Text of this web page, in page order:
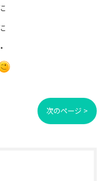
次のページ >